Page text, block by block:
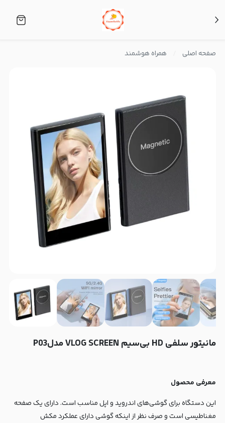
صفحه اصلی همراه هوشمند
مانیتور سلفی HD بی‌سیم VLOG SCREEN مدلP03
معرفی محصول
این دستگاه برای گوشی‌های اندروید و اپل مناسب است. دارای یک صفحه
مغناطیسی است و صرف نظر از اینکه گوشی دارای عملکرد مکش